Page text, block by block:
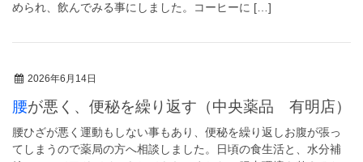
められ、飲んでみる事にしました。コーヒーに […]
2026年6月14日
腰が悪く、便秘を繰り返す（中央薬品 有明店）
腰ひざが悪く運動もしない事もあり、便秘を繰り返しお腹が張っ
てしまうので薬局の方へ相談しました。日頃の食生活と、水分補